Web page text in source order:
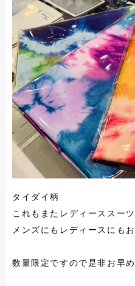
タイダイ柄
これもまたレディーススー
メンズにもレディースにも
数量限定ですので是非お早